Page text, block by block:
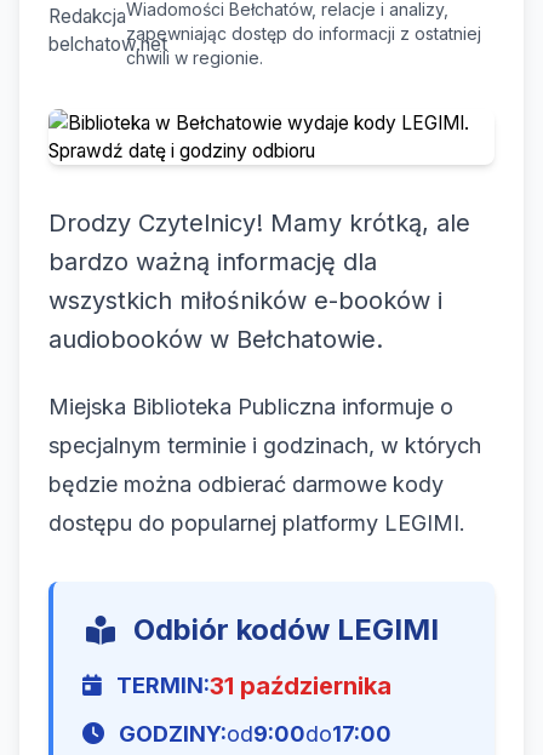
Wiadomości Bełchatów, relacje i analizy,
zapewniając dostęp do informacji z ostatniej
chwili w regionie.
Drodzy Czytelnicy! Mamy krótką, ale
bardzo ważną informację dla
wszystkich miłośników e-booków i
audiobooków w Bełchatowie.
Miejska Biblioteka Publiczna informuje o
specjalnym terminie i godzinach, w których
będzie można odbierać darmowe kody
dostępu do popularnej platformy LEGIMI.
Odbiór kodów LEGIMI
TERMIN:31 października
GODZINY:od9:00do17:00